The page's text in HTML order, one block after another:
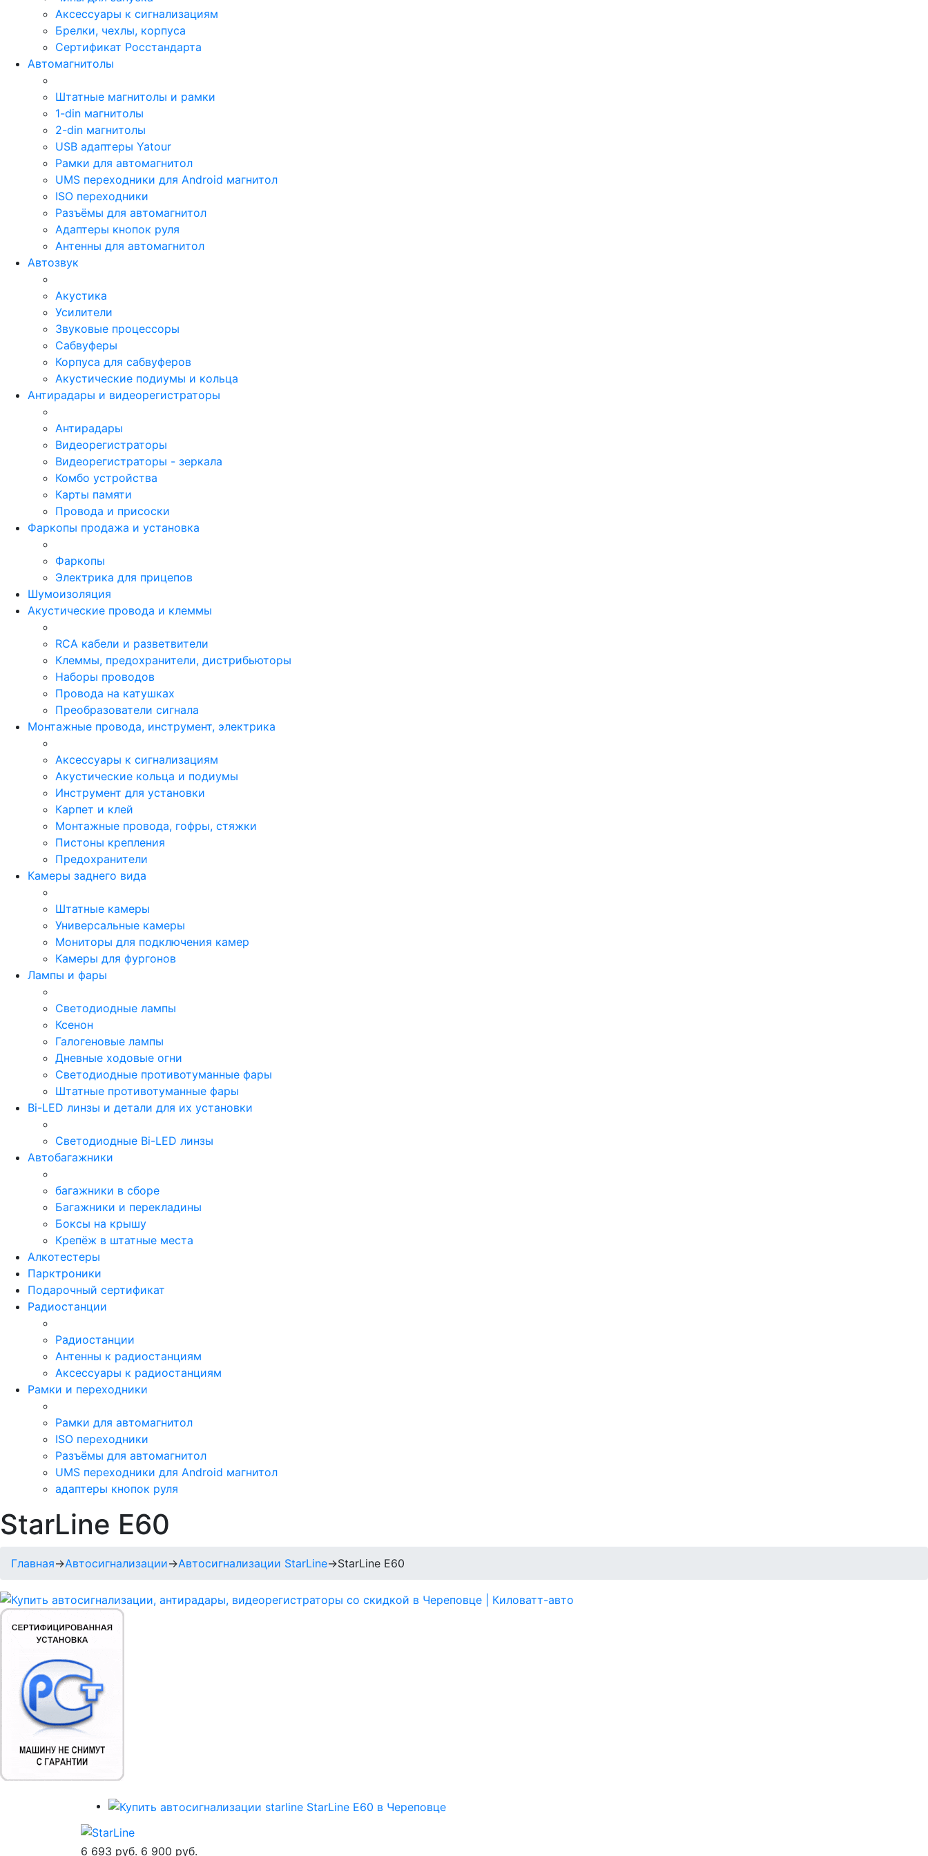
Аксессуары к сигнализациям
Брелки, чехлы, корпуса
Сертификат Росстандарта
Автомагнитолы
Штатные магнитолы и рамки
1-din магнитолы
2-din магнитолы
USB адаптеры Yatour
Рамки для автомагнитол
UMS переходники для Android магнитол
ISO переходники
Разъёмы для автомагнитол
Адаптеры кнопок руля
Антенны для автомагнитол
Автозвук
Акустика
Усилители
Звуковые процессоры
Сабвуферы
Корпуса для сабвуферов
Акустические подиумы и кольца
Антирадары и видеорегистраторы
Антирадары
Видеорегистраторы
Видеорегистраторы - зеркала
Комбо устройства
Карты памяти
Провода и присоски
Фаркопы продажа и установка
Фаркопы
Электрика для прицепов
Шумоизоляция
Акустические провода и клеммы
RCA кабели и разветвители
Клеммы, предохранители, дистрибьюторы
Наборы проводов
Провода на катушках
Преобразователи сигнала
Монтажные провода, инструмент, электрика
Аксессуары к сигнализациям
Акустические кольца и подиумы
Инструмент для установки
Карпет и клей
Монтажные провода, гофры, стяжки
Пистоны крепления
Предохранители
Камеры заднего вида
Штатные камеры
Универсальные камеры
Мониторы для подключения камер
Камеры для фургонов
Лампы и фары
Светодиодные лампы
Ксенон
Галогеновые лампы
Дневные ходовые огни
Светодиодные противотуманные фары
Штатные противотуманные фары
Bi-LED линзы и детали для их установки
Светодиодные Bi-LED линзы
Автобагажники
багажники в сборе
Багажники и перекладины
Боксы на крышу
Крепёж в штатные места
Алкотестеры
Парктроники
Подарочный сертификат
Радиостанции
Радиостанции
Антенны к радиостанциям
Аксессуары к радиостанциям
Рамки и переходники
Рамки для автомагнитол
ISO переходники
Разъёмы для автомагнитол
UMS переходники для Android магнитол
адаптеры кнопок руля
StarLine E60
Главная→Автосигнализации→Автосигнализации StarLine→StarLine E60
6 693 руб. 6 900 руб.